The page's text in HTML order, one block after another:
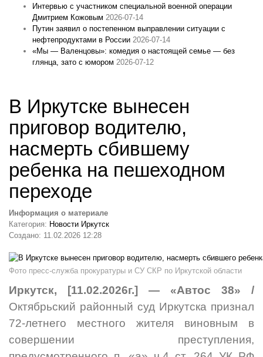
Интервью с участником специальной военной операции
Дмитрием Кожовым 2026-07-14
Путин заявил о постепенном выправлении ситуации с
нефтепродуктами в России 2026-07-14
«Мы — Валенцовы»: комедия о настоящей семье — без
глянца, зато с юмором 2026-07-12
В Иркутске вынесен
приговор водителю,
насмерть сбившему
ребенка на пешеходном
переходе
Информация о материале
Категория: Новости Иркутск
Создано: 11.02.2026 12:28
Фото пресс-служба прокуратуры и СУ СКР по Иркутской области
Иркутск, [11.02.2026г.] — «Автос 38» /
Октябрьский районный суд Иркутска признал
72-летнего местного жителя виновным в
совершении преступления,